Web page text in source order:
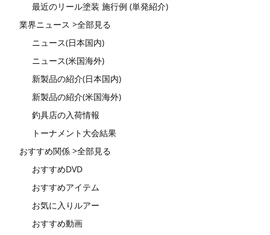
最近のリール塗装 施行例 (単発紹介)
業界ニュース >全部見る
ニュース(日本国内)
ニュース(米国海外)
新製品の紹介(日本国内)
新製品の紹介(米国海外)
釣具店の入荷情報
トーナメント大会結果
おすすめ関係 >全部見る
おすすめDVD
おすすめアイテム
お気に入りルアー
おすすめ動画